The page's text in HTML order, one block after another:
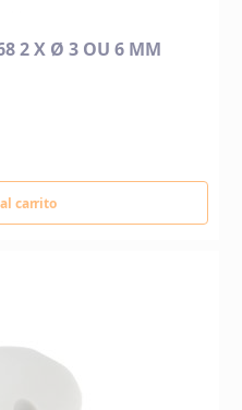
2 X Ø 3 OU 6 MM
carrito